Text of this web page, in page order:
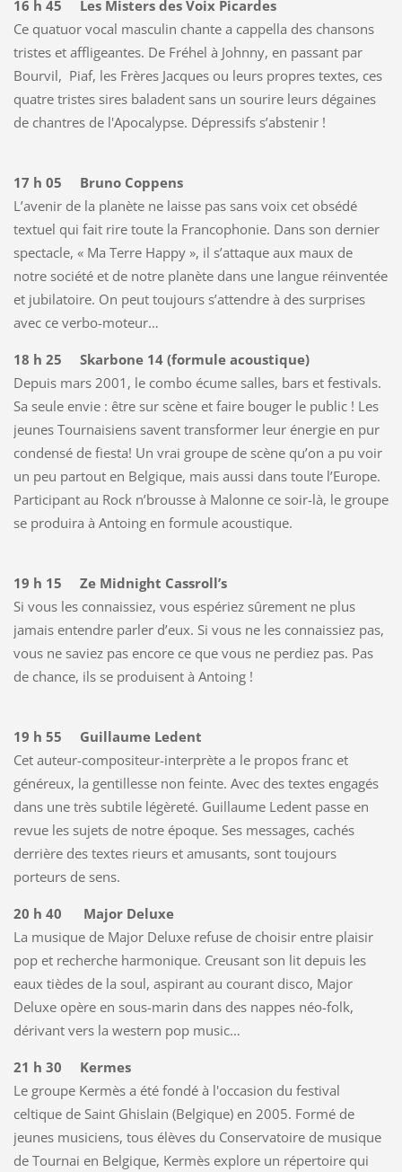
16 h 45 Les Misters des Voix Picardes
Ce quatuor vocal masculin chante a cappella des chansons
tristes et affligeantes. De Fréhel à Johnny, en passant par
Bourvil, Piaf, les Frères Jacques ou leurs propres textes, ces
quatre tristes sires baladent sans un sourire leurs dégaines
de chantres de l'Apocalypse. Dépressifs s’abstenir !
17 h 05 Bruno Coppens
L’avenir de la planète ne laisse pas sans voix cet obsédé
textuel qui fait rire toute la Francophonie. Dans son dernier
spectacle, « Ma Terre Happy », il s’attaque aux maux de
notre société et de notre planète dans une langue réinventée
et jubilatoire. On peut toujours s’attendre à des surprises
avec ce verbo-moteur…
18 h 25 Skarbone 14 (formule acoustique)
Depuis mars 2001, le combo écume salles, bars et festivals.
Sa seule envie : être sur scène et faire bouger le public ! Les
jeunes Tournaisiens savent transformer leur énergie en pur
condensé de fiesta! Un vrai groupe de scène qu’on a pu voir
un peu partout en Belgique, mais aussi dans toute l’Europe.
Participant au Rock n’brousse à Malonne ce soir-là, le groupe
se produira à Antoing en formule acoustique.
19 h 15 Ze Midnight Cassroll’s
Si vous les connaissiez, vous espériez sûrement ne plus
jamais entendre parler d’eux. Si vous ne les connaissiez pas,
vous ne saviez pas encore ce que vous ne perdiez pas. Pas
de chance, ils se produisent à Antoing !
19 h 55 Guillaume Ledent
Cet auteur-compositeur-interprète a le propos franc et
généreux, la gentillesse non feinte. Avec des textes engagés
dans une très subtile légèreté. Guillaume Ledent passe en
revue les sujets de notre époque. Ses messages, cachés
derrière des textes rieurs et amusants, sont toujours
porteurs de sens.
20 h 40 Major Deluxe
La musique de Major Deluxe refuse de choisir entre plaisir
pop et recherche harmonique. Creusant son lit depuis les
eaux tièdes de la soul, aspirant au courant disco, Major
Deluxe opère en sous-marin dans des nappes néo-folk,
dérivant vers la western pop music…
21 h 30 Kermes
Le groupe Kermès a été fondé à l'occasion du festival
celtique de Saint Ghislain (Belgique) en 2005. Formé de
jeunes musiciens, tous élèves du Conservatoire de musique
de Tournai en Belgique, Kermès explore un répertoire qui